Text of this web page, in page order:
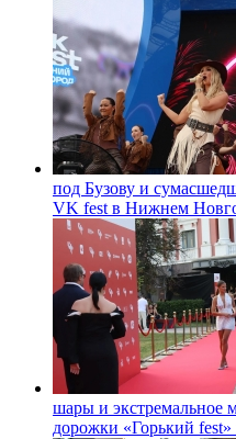
под Бузову и
VK fest в Нижнем
шары и экстремальное
дорожки «Горький